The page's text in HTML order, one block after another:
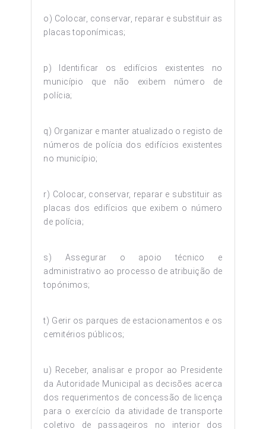
o) Colocar, conservar, reparar e substituir as
placas toponímicas;
p) Identificar os edifícios existentes no
município que não exibem número de
polícia;
q) Organizar e manter atualizado o registo de
números de polícia dos edifícios existentes
no município;
r) Colocar, conservar, reparar e substituir as
placas dos edifícios que exibem o número
de polícia;
s) Assegurar o apoio técnico e
administrativo ao processo de atribuição de
topónimos;
t) Gerir os parques de estacionamentos e os
cemitérios públicos;
u) Receber, analisar e propor ao Presidente
da Autoridade Municipal as decisões acerca
dos requerimentos de concessão de licença
para o exercício da atividade de transporte
coletivo de passageiros no interior dos